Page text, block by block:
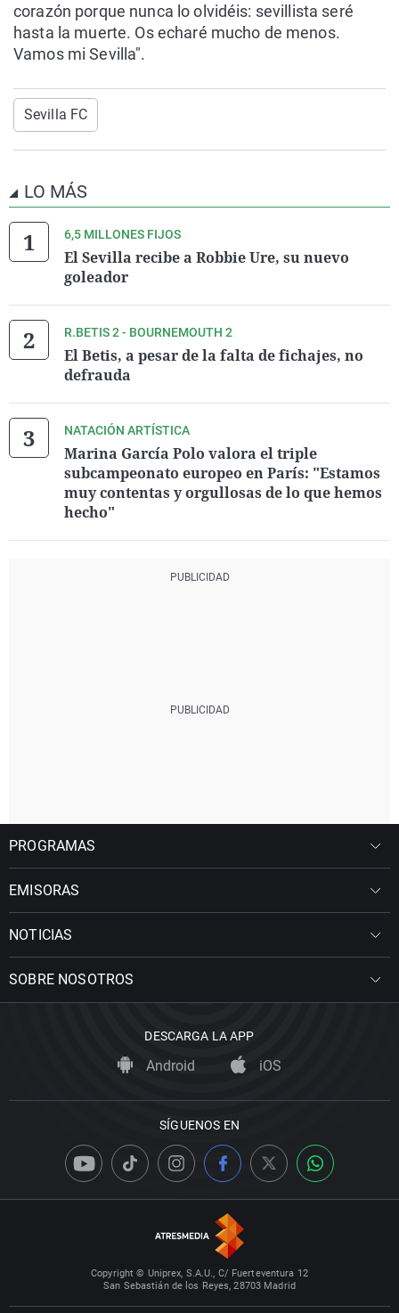
corazón porque nunca lo olvidéis: sevillista seré
hasta la muerte. Os echaré mucho de menos.
Vamos mi Sevilla".
Sevilla FC
LO MÁS
6,5 MILLONES FIJOS
El Sevilla recibe a Robbie Ure, su nuevo
goleador
R.BETIS 2 - BOURNEMOUTH 2
El Betis, a pesar de la falta de fichajes, no
defrauda
NATACIÓN ARTÍSTICA
Marina García Polo valora el triple
subcampeonato europeo en París: "Estamos
muy contentas y orgullosas de lo que hemos
hecho"
PROGRAMAS
EMISORAS
NOTICIAS
SOBRE NOSOTROS
DESCARGA LA APP
Android iOS
SÍGUENOS EN
Copyright © Uniprex, S.A.U., C/ Fuerteventura 12
San Sebastián de los Reyes, 28703 Madrid